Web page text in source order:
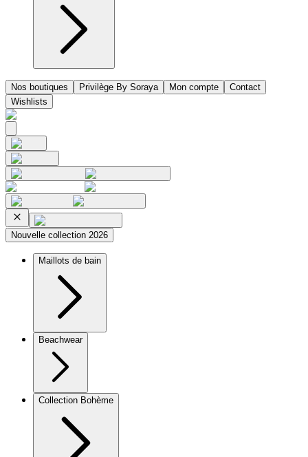
Nos boutiques Privilège By Soraya Mon compte
Contact
Wishlists
Nouvelle collection 2026
Maillots de bain
Beachwear
Collection Bohème